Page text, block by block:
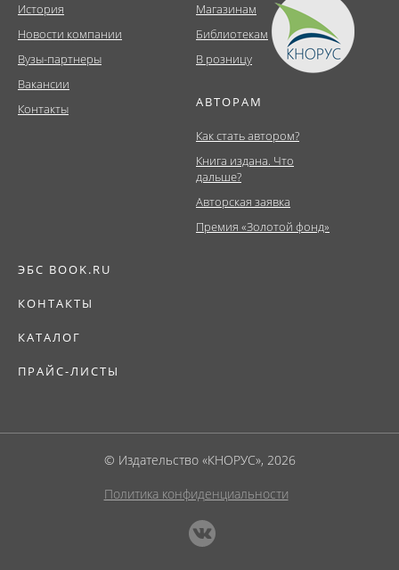
История
Новости компании
Вузы-партнеры
Вакансии
Контакты
Магазинам
Библиотекам
В розницу
АВТОРАМ
Как стать автором?
Книга издана. Что
дальше?
Авторская заявка
Премия «Золотой фонд»
ЭБС BOOK.RU
КОНТАКТЫ
КАТАЛОГ
ПРАЙС-ЛИСТЫ
© Издательство «КНОРУС», 2026
Политика конфиденциальности